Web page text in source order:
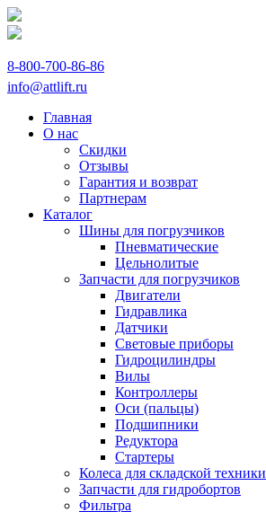
8-800-700-86-86
info@attlift.ru
Главная
О нас
Скидки
Отзывы
Гарантия и возврат
Партнерам
Каталог
Шины для погрузчиков
Пневматические
Цельнолитые
Запчасти для погрузчиков
Двигатели
Гидравлика
Датчики
Световые приборы
Гидроцилиндры
Вилы
Контроллеры
Оси (пальцы)
Подшипники
Редуктора
Стартеры
Колеса для складской техники
Запчасти для гидробортов
Фильтра